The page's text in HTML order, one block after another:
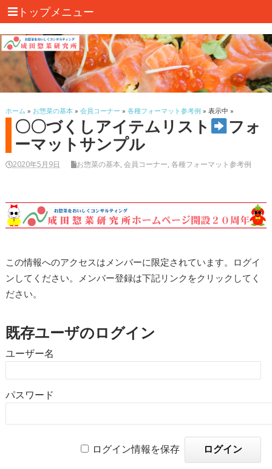
トップメニュー
ホーム » お惣菜の基本» 会員コーナー » 各種フォーマット参考例 » 表示中 »
〇〇づくしアイテムリスト
フォ
ーマットサンプル
2020年5月9日 お惣菜の基本, 会員コーナー, 各種フォーマット参考例
この情報へのアクセスはメンバーに限定されています。ログイ
ンしてください。メンバー登録は下記リンクをクリックしてく
ださい。
既存ユーザのログイン
ユーザー名
パスワード
ログイン情報を保存